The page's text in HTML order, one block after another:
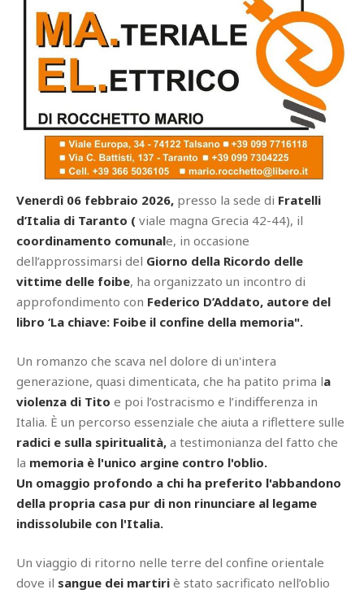
Venerdì 06 febbraio 2026, presso la sede di Fratelli
d’Italia di Taranto ( viale magna Grecia 42-44), il
coordinamento comunale, in occasione
dell’approssimarsi del Giorno della Ricordo delle
vittime delle foibe, ha organizzato un incontro di
approfondimento con Federico D’Addato, autore del
libro ‘La chiave: Foibe il confine della memoria".
Un romanzo che scava nel dolore di un'intera
generazione, quasi dimenticata, che ha patito prima la
violenza di Tito e poi l’ostracismo e l’indifferenza in
Italia. È un percorso essenziale che aiuta a riflettere sulle
radici e sulla spiritualità, a testimonianza del fatto che
la memoria è l'unico argine contro l'oblio.
Un omaggio profondo a chi ha preferito l'abbandono
della propria casa pur di non rinunciare al legame
indissolubile con l'Italia.
Un viaggio di ritorno nelle terre del confine orientale
dove il sangue dei martiri è stato sacrificato nell’oblio